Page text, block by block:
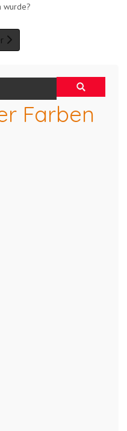
wurde?
Farben